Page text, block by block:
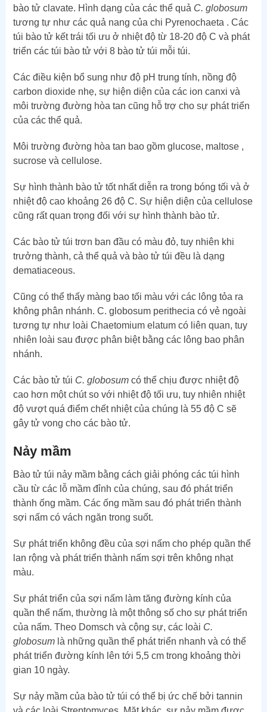
bào tử clavate. Hình dạng của các thể quả C. globosum
tương tự như các quả nang của chi Pyrenochaeta . Các
túi bào tử kết trái tối ưu ở nhiệt độ từ 18-20 độ C và phát
triển các túi bào tử với 8 bào tử túi mỗi túi.
Các điều kiện bổ sung như độ pH trung tính, nồng độ
carbon dioxide nhẹ, sự hiện diện của các ion canxi và
môi trường đường hòa tan cũng hỗ trợ cho sự phát triển
của các thể quả.
Môi trường đường hòa tan bao gồm glucose, maltose ,
sucrose và cellulose.
Sự hình thành bào tử tốt nhất diễn ra trong bóng tối và ở
nhiệt độ cao khoảng 26 độ C. Sự hiện diện của cellulose
cũng rất quan trọng đối với sự hình thành bào tử.
Các bào tử túi trơn ban đầu có màu đỏ, tuy nhiên khi
trưởng thành, cả thể quả và bào tử túi đều là dạng
dematiaceous.
Cũng có thể thấy màng bao tối màu với các lông tỏa ra
không phân nhánh. C. globosum perithecia có vẻ ngoài
tương tự như loài Chaetomium elatum có liên quan, tuy
nhiên loài sau được phân biệt bằng các lông bao phân
nhánh.
Các bào tử túi C. globosumcó thể chịu được nhiệt độ
cao hơn một chút so với nhiệt độ tối ưu, tuy nhiên nhiệt
độ vượt quá điểm chết nhiệt của chúng là 55 độ C sẽ
gây tử vong cho các bào tử.
Nảy mầm
Bào tử túi nảy mầm bằng cách giải phóng các túi hình
cầu từ các lỗ mầm đỉnh của chúng, sau đó phát triển
thành ống mầm. Các ống mầm sau đó phát triển thành
sợi nấm có vách ngăn trong suốt.
Sự phát triển không đều của sợi nấm cho phép quần thể
lan rộng và phát triển thành nấm sợi trên không nhạt
màu.
Sự phát triển của sợi nấm làm tăng đường kính của
quần thể nấm, thường là một thông số cho sự phát triển
của nấm. Theo Domsch và cộng sự, các loài C.
globosumlà những quần thể phát triển nhanh và có thể
phát triển đường kính lên tới 5,5 cm trong khoảng thời
gian 10 ngày.
Sự nảy mầm của bào tử túi có thể bị ức chế bởi tannin